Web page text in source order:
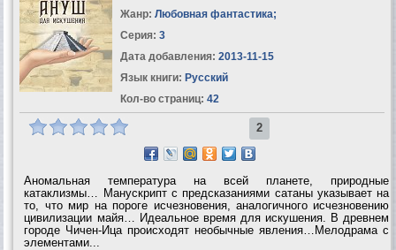
Жанр: Любовная фантастика;
Серия: 3
Дата добавления: 2013-11-15
Язык книги: Русский
Кол-во страниц: 42
2
Аномальная температура на всей планете, природные
катаклизмы… Манускрипт с предсказаниями сатаны указывает на
то, что мир на пороге исчезновения, аналогичного исчезновению
цивилизации майя… Идеальное время для искушения. В древнем
городе Чичен-Ица происходят необычные явления…Мелодрама с
элементами...